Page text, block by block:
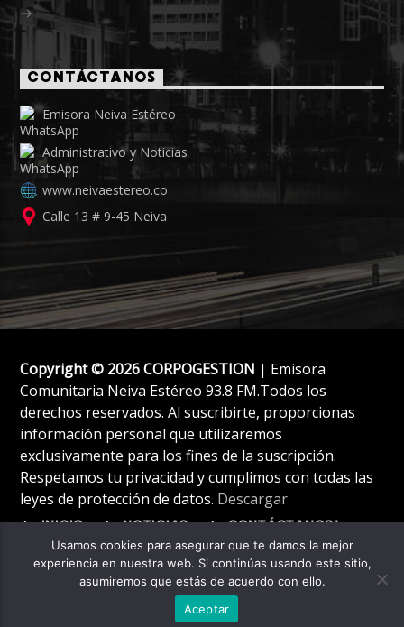
CONTÁCTANOS
Emisora Neiva Estéreo
Administrativo y Noticias
www.neivaestereo.co
Calle 13 # 9-45 Neiva
Copyright © 2026 CORPOGESTION | Emisora
Comunitaria Neiva Estéreo 93.8 FM.Todos los
derechos reservados. Al suscribirte, proporcionas
información personal que utilizaremos
exclusivamente para los fines de la suscripción.
Respetamos tu privacidad y cumplimos con todas las
leyes de protección de datos. Descargar
INICIO NOTICIAS CONTÁCTANOS!
Usamos cookies para asegurar que te damos la mejor
experiencia en nuestra web. Si continúas usando este sitio,
asumiremos que estás de acuerdo con ello.
Aceptar